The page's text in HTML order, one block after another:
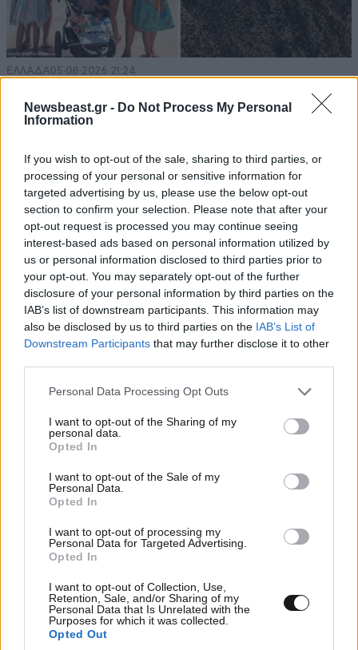
Newsbeast.gr - Do Not Process My Personal
Information
If you wish to opt-out of the sale, sharing to third parties, or
processing of your personal or sensitive information for
targeted advertising by us, please use the below opt-out
section to confirm your selection. Please note that after your
opt-out request is processed you may continue seeing
interest-based ads based on personal information utilized by
us or personal information disclosed to third parties prior to
your opt-out. You may separately opt-out of the further
disclosure of your personal information by third parties on the
IAB’s list of downstream participants. This information may
also be disclosed by us to third parties on the IAB’s List of
Downstream Participants that may further disclose it to other
Please note that this website/app uses one or more Google
not limited to your visit or usage behaviour. You may click to
grant or deny consent to Google and its third-party tags to
use your data for below specified purposes in below Google
consent section.
Personal Data Processing Opt Outs
I want to opt-out of the Sharing of my
personal data.
Opted In
I want to opt-out of the Sale of my
Personal Data.
Opted In
I want to opt-out of processing my
Personal Data for Targeted Advertising.
Opted In
I want to opt-out of Collection, Use,
Retention, Sale, and/or Sharing of my
Personal Data that Is Unrelated with the
Purposes for which it was collected.
Opted Out
ΕΛΛΑΔΑ05·08·2026 21:24
μετακομίσουμε»: Απαρηγόρητη η οικογένεια
από τη Βρετανία που είδε το όνειρο ζωής να
LIFESTYLE1 ω. πριν
Μαρία Κορινθίου: «Είμαι πιο ευτυχισμένη από